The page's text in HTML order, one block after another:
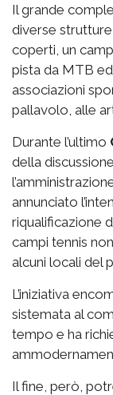
Il grande
diverse
coperti, un
pista da MTB
associazioni
pallavolo, alle
Durante l’ultimo
della
annunciato
riqualificazione
campi tennis
alcuni locali del
L’iniziativa
sistemata al
tempo e ha
Il fine, però,